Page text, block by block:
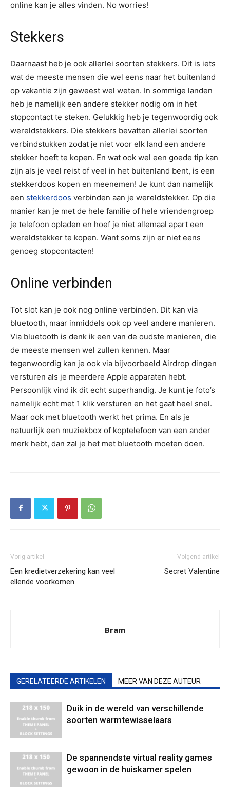
online kan je alles vinden. No worries!
Stekkers
Daarnaast heb je ook allerlei soorten stekkers. Dit is iets
wat de meeste mensen die wel eens naar het buitenland
op vakantie zijn geweest wel weten. In sommige landen
heb je namelijk een andere stekker nodig om in het
stopcontact te steken. Gelukkig heb je tegenwoordig ook
wereldstekkers. Die stekkers bevatten allerlei soorten
verbindstukken zodat je niet voor elk land een andere
stekker hoeft te kopen. En wat ook wel een goede tip kan
zijn als je veel reist of veel in het buitenland bent, is een
stekkerdoos kopen en meenemen! Je kunt dan namelijk
een stekkerdoos verbinden aan je wereldstekker. Op die
manier kan je met de hele familie of hele vriendengroep
je telefoon opladen en hoef je niet allemaal apart een
wereldstekker te kopen. Want soms zijn er niet eens
genoeg stopcontacten!
Online verbinden
Tot slot kan je ook nog online verbinden. Dit kan via
bluetooth, maar inmiddels ook op veel andere manieren.
Via bluetooth is denk ik een van de oudste manieren, die
de meeste mensen wel zullen kennen. Maar
tegenwoordig kan je ook via bijvoorbeeld Airdrop dingen
versturen als je meerdere Apple apparaten hebt.
Persoonlijk vind ik dit echt superhandig. Je kunt je foto’s
namelijk echt met 1 klik versturen en het gaat heel snel.
Maar ook met bluetooth werkt het prima. En als je
natuurlijk een muziekbox of koptelefoon van een ander
merk hebt, dan zal je het met bluetooth moeten doen.
Vorig artikel
Een kredietverzekering kan veel
ellende voorkomen
Volgend artikel
Secret Valentine
Bram
GERELATEERDE ARTIKELEN MEER VAN DEZE AUTEUR
Duik in de wereld van verschillende
soorten warmtewisselaars
De spannendste virtual reality games
gewoon in de huiskamer spelen